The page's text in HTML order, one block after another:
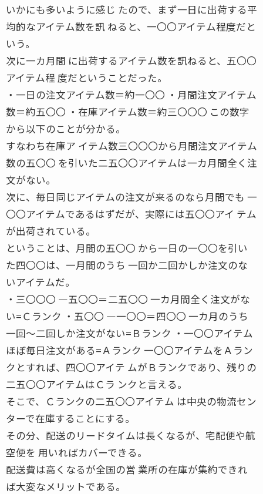
いかにも多いように感じ たので、まず一日に出荷する平
均的なアイテム数を訊 ねると、一〇〇アイテム程度だと
いう。
次に一カ月間 に出荷するアイテム数を訊ねると、五〇〇
アイテム程 度だということだった。
・一日の注文アイテム数＝約一〇〇 ・月間注文アイテム
数＝約五〇〇 ・在庫アイテム数＝約三〇〇〇 この数字
から以下のことが分かる。
すなわち在庫ア イテム数三〇〇〇から月間注文アイテム
数の五〇〇 を引いた二五〇〇アイテムは一カ月間全く注
文がない。
次に、毎日同じアイテムの注文が来るのなら月間でも 一
〇〇アイテムであるはずだが、実際には五〇〇アイ テム
が出荷されている。
ということは、月間の五〇〇 から一日の一〇〇を引い
た四〇〇は、一月間のうち 一回か二回かしか注文のな
いアイテムだ。
・三〇〇〇 ―五〇〇＝二五〇〇 一カ月間全く注文がな
い=Ｃランク ・五〇〇 ―一〇〇＝四〇〇 一カ月のうち
一回〜二回しか注文がない=Ｂランク ・一〇〇アイテム
ほぼ毎日注文がある=Ａランク 一〇〇アイテムをＡラン
クとすれば、四〇〇アイテ ムがＢランクであり、残りの
二五〇〇アイテムはＣラ ンクと言える。
そこで、Ｃランクの二五〇〇アイテム は中央の物流セン
ターで在庫することにする。
その分、配送のリードタイムは長くなるが、宅配便や航
空便を 用いればカバーできる。
配送費は高くなるが全国の営 業所の在庫が集約できれ
ば大変なメリットである。